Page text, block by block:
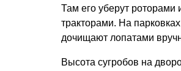
Там его уберут роторами
тракторами. На парковках
дочищают лопатами
Высота сугробов на